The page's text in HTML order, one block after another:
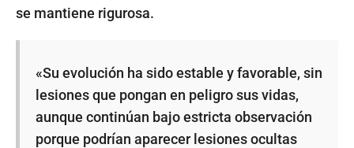
se mantiene rigurosa.
«Su evolución ha sido estable y favorable, sin
lesiones que pongan en peligro sus vidas,
aunque continúan bajo estricta observación
porque podrían aparecer lesiones ocultas